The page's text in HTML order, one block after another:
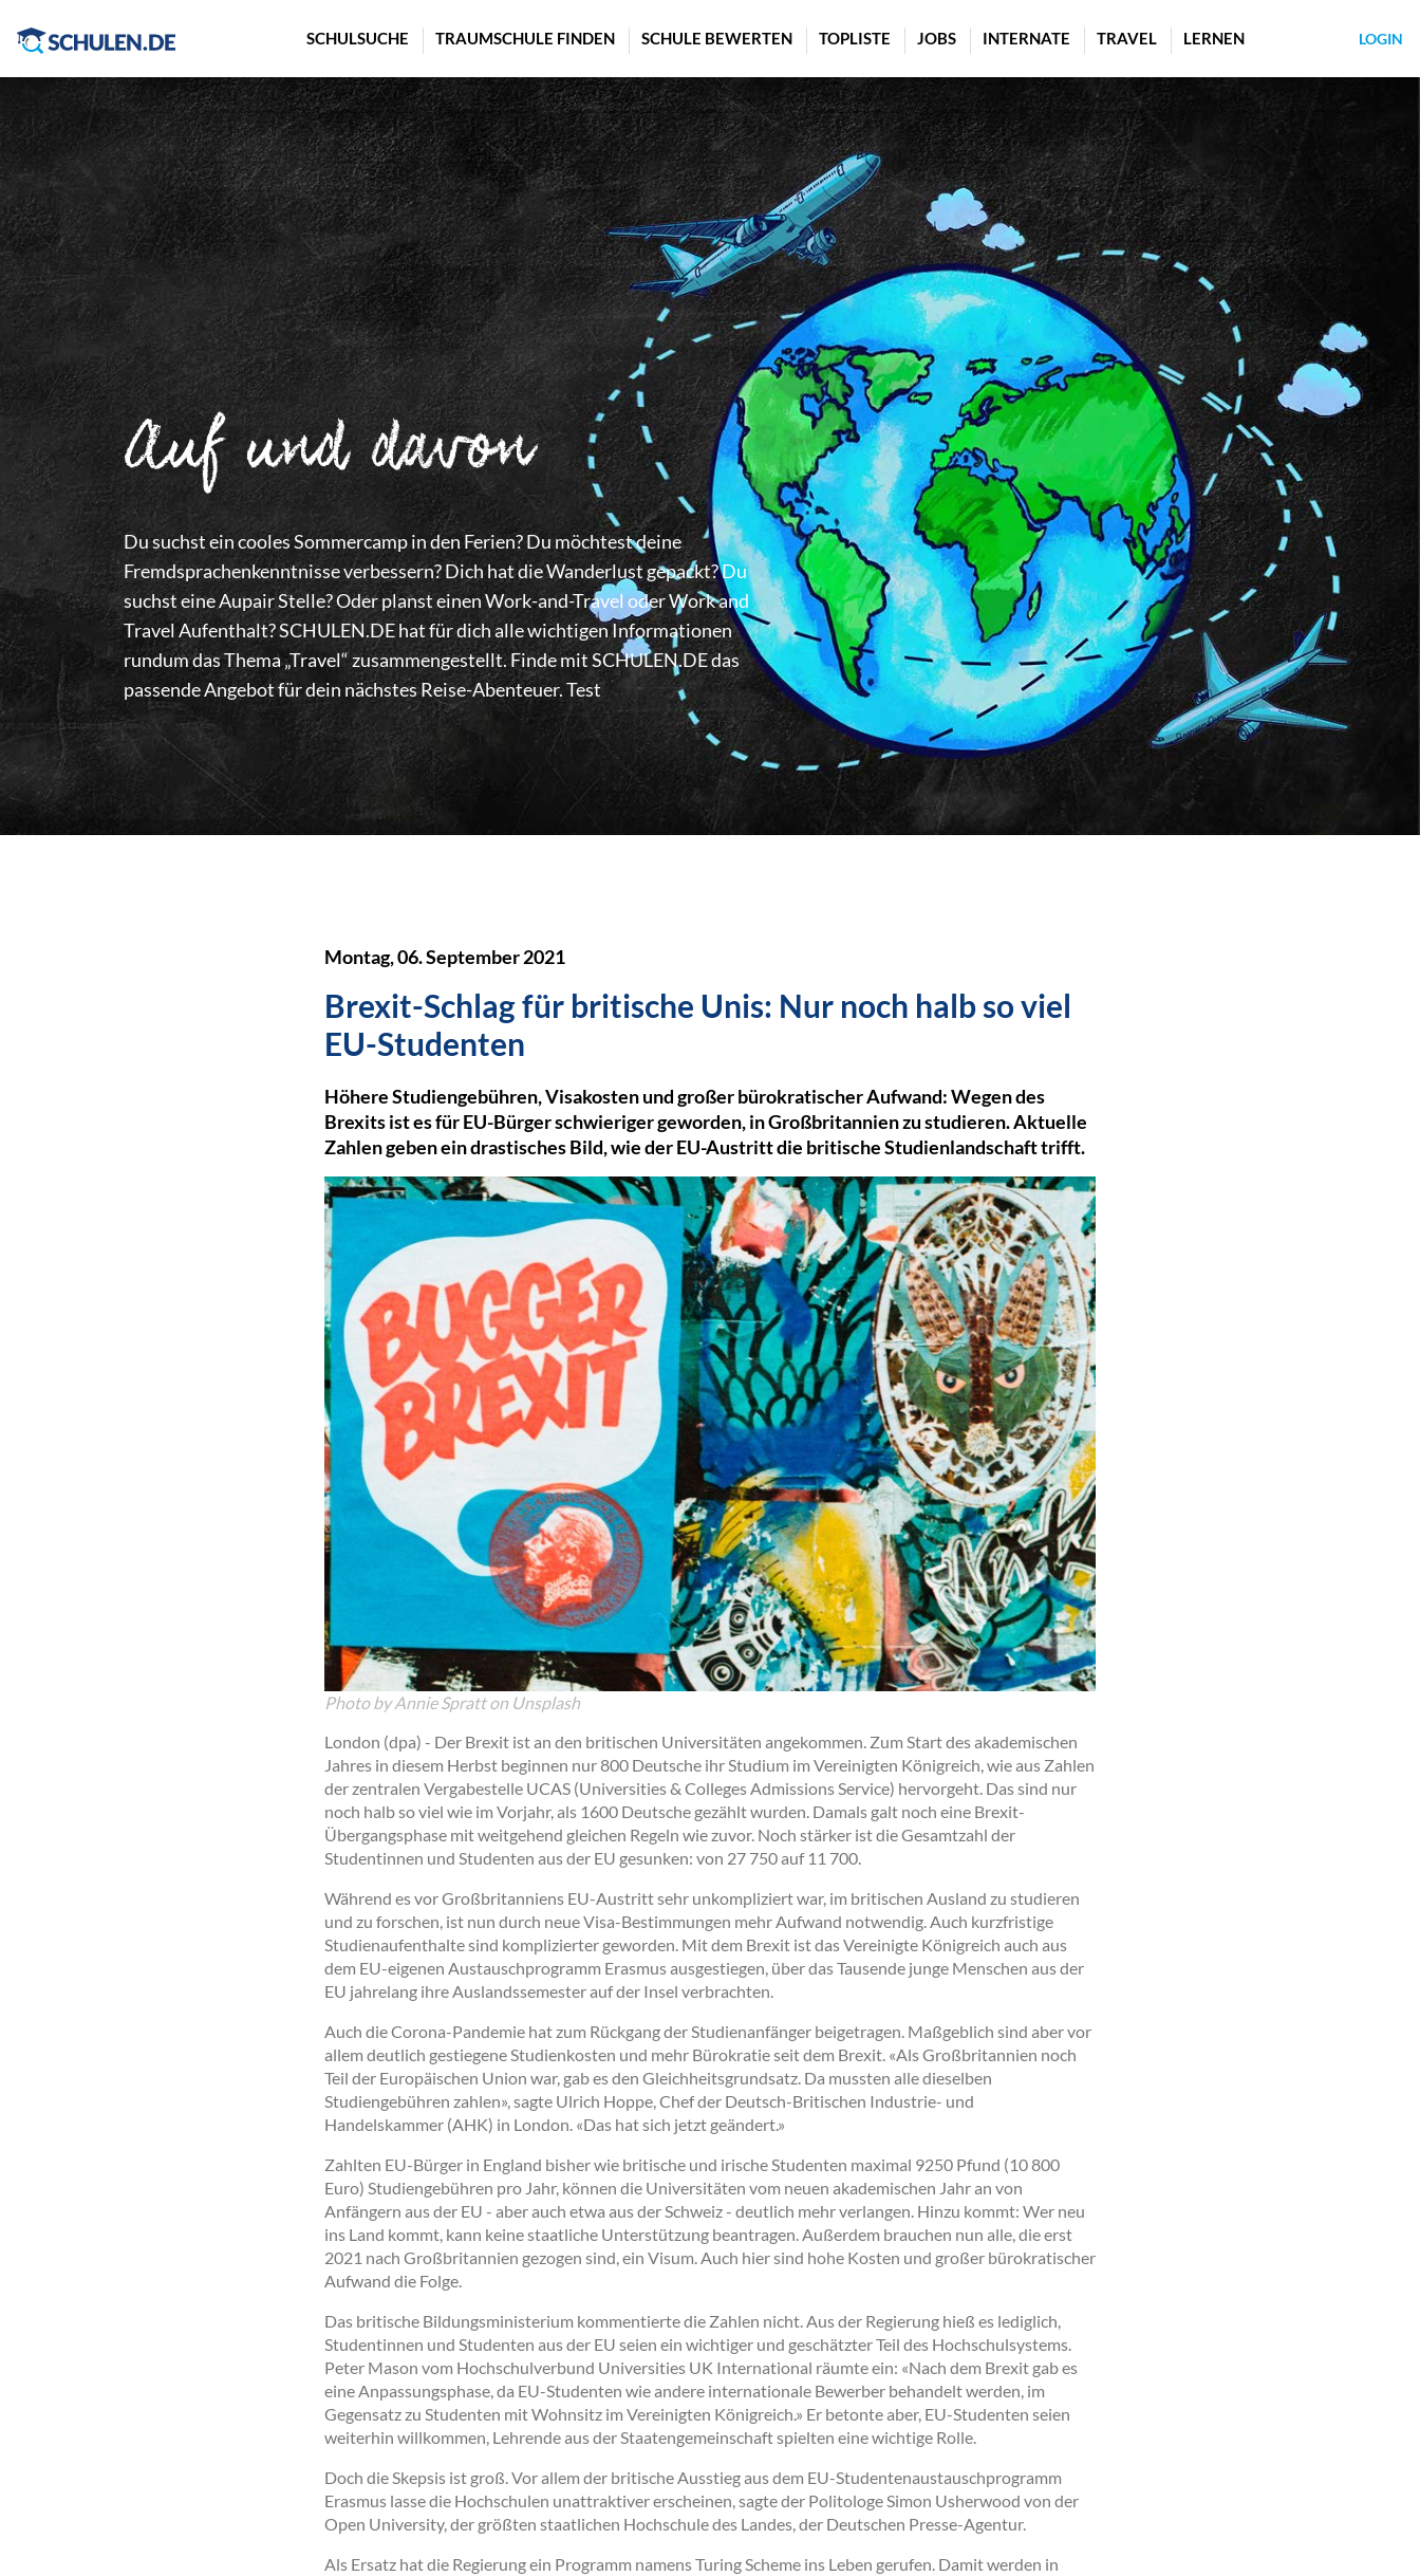
SCHULSUCHE TRAUMSCHULE FINDEN SCHULE BEWERTEN TOPLISTE JOBS INTERNATE TRAVEL LERNEN LOGIN
Auf und davon
Du suchst ein cooles Sommercamp in den Ferien? Du möchtest deine
Fremdsprachenkenntnisse verbessern? Dich hat die Wanderlust gepackt? Du
suchst eine Aupair Stelle? Oder planst einen Work-and-Travel oder Work and
Travel Aufenthalt? SCHULEN.DE hat für dich alle wichtigen Informationen
rundum das Thema „Travel“ zusammengestellt. Finde mit SCHULEN.DE das
passende Angebot für dein nächstes Reise-Abenteuer. Test
Montag, 06. September 2021
Brexit-Schlag für britische Unis: Nur noch halb so viel
EU-Studenten
Höhere Studiengebühren, Visakosten und großer bürokratischer Aufwand: Wegen des
Brexits ist es für EU-Bürger schwieriger geworden, in Großbritannien zu studieren. Aktuelle
Zahlen geben ein drastisches Bild, wie der EU-Austritt die britische Studienlandschaft trifft.
Photo by Annie Spratt on Unsplash
London (dpa) - Der Brexit ist an den britischen Universitäten angekommen. Zum Start des akademischen
Jahres in diesem Herbst beginnen nur 800 Deutsche ihr Studium im Vereinigten Königreich, wie aus Zahlen
der zentralen Vergabestelle UCAS (Universities & Colleges Admissions Service) hervorgeht. Das sind nur
noch halb so viel wie im Vorjahr, als 1600 Deutsche gezählt wurden. Damals galt noch eine Brexit-
Übergangsphase mit weitgehend gleichen Regeln wie zuvor. Noch stärker ist die Gesamtzahl der
Studentinnen und Studenten aus der EU gesunken: von 27 750 auf 11 700.
Während es vor Großbritanniens EU-Austritt sehr unkompliziert war, im britischen Ausland zu studieren
und zu forschen, ist nun durch neue Visa-Bestimmungen mehr Aufwand notwendig. Auch kurzfristige
Studienaufenthalte sind komplizierter geworden. Mit dem Brexit ist das Vereinigte Königreich auch aus
dem EU-eigenen Austauschprogramm Erasmus ausgestiegen, über das Tausende junge Menschen aus der
EU jahrelang ihre Auslandssemester auf der Insel verbrachten.
Auch die Corona-Pandemie hat zum Rückgang der Studienanfänger beigetragen. Maßgeblich sind aber vor
allem deutlich gestiegene Studienkosten und mehr Bürokratie seit dem Brexit. «Als Großbritannien noch
Teil der Europäischen Union war, gab es den Gleichheitsgrundsatz. Da mussten alle dieselben
Studiengebühren zahlen», sagte Ulrich Hoppe, Chef der Deutsch-Britischen Industrie- und
Handelskammer (AHK) in London. «Das hat sich jetzt geändert.»
Zahlten EU-Bürger in England bisher wie britische und irische Studenten maximal 9250 Pfund (10 800
Euro) Studiengebühren pro Jahr, können die Universitäten vom neuen akademischen Jahr an von
Anfängern aus der EU - aber auch etwa aus der Schweiz - deutlich mehr verlangen. Hinzu kommt: Wer neu
ins Land kommt, kann keine staatliche Unterstützung beantragen. Außerdem brauchen nun alle, die erst
2021 nach Großbritannien gezogen sind, ein Visum. Auch hier sind hohe Kosten und großer bürokratischer
Aufwand die Folge.
Das britische Bildungsministerium kommentierte die Zahlen nicht. Aus der Regierung hieß es lediglich,
Studentinnen und Studenten aus der EU seien ein wichtiger und geschätzter Teil des Hochschulsystems.
Peter Mason vom Hochschulverbund Universities UK International räumte ein: «Nach dem Brexit gab es
eine Anpassungsphase, da EU-Studenten wie andere internationale Bewerber behandelt werden, im
Gegensatz zu Studenten mit Wohnsitz im Vereinigten Königreich.» Er betonte aber, EU-Studenten seien
weiterhin willkommen, Lehrende aus der Staatengemeinschaft spielten eine wichtige Rolle.
Doch die Skepsis ist groß. Vor allem der britische Ausstieg aus dem EU-Studentenaustauschprogramm
Erasmus lasse die Hochschulen unattraktiver erscheinen, sagte der Politologe Simon Usherwood von der
Open University, der größten staatlichen Hochschule des Landes, der Deutschen Presse-Agentur.
Als Ersatz hat die Regierung ein Programm namens Turing Scheme ins Leben gerufen. Damit werden in